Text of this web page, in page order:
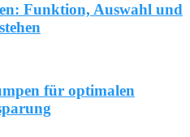
Funktion, Auswahl und
für optimalen